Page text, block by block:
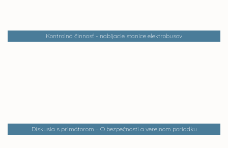
Kontrolná činnosť - nabíjacie stanice elektrobusov
Diskusia s primátorom – O bezpečnosti a verejnom poriadku